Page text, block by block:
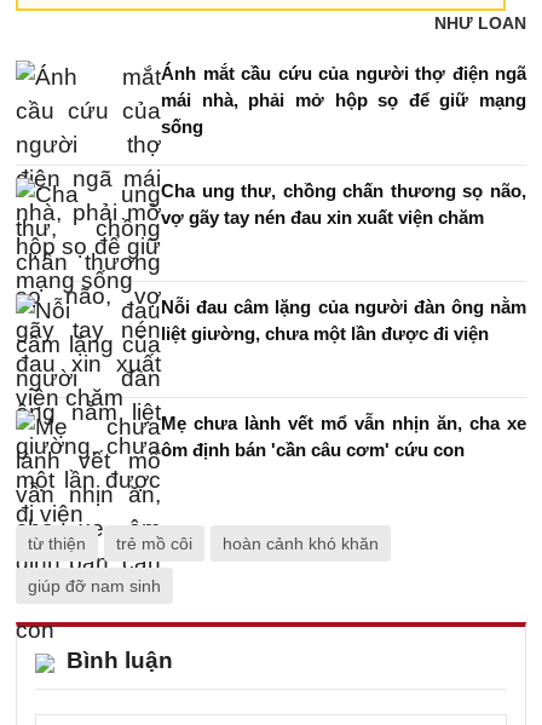
NHƯ LOAN
Ánh mắt cầu cứu của người thợ điện ngã
mái nhà, phải mở hộp sọ để giữ mạng
sống
Cha ung thư, chồng chấn thương sọ não,
vợ gãy tay nén đau xin xuất viện chăm
Nỗi đau câm lặng của người đàn ông nằm
liệt giường, chưa một lần được đi viện
Mẹ chưa lành vết mổ vẫn nhịn ăn, cha xe
ôm định bán 'cần câu cơm' cứu con
từ thiện trẻ mồ côi hoàn cảnh khó khăn
giúp đỡ nam sinh
Bình luận